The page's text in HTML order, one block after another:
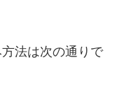
法は次の通りで